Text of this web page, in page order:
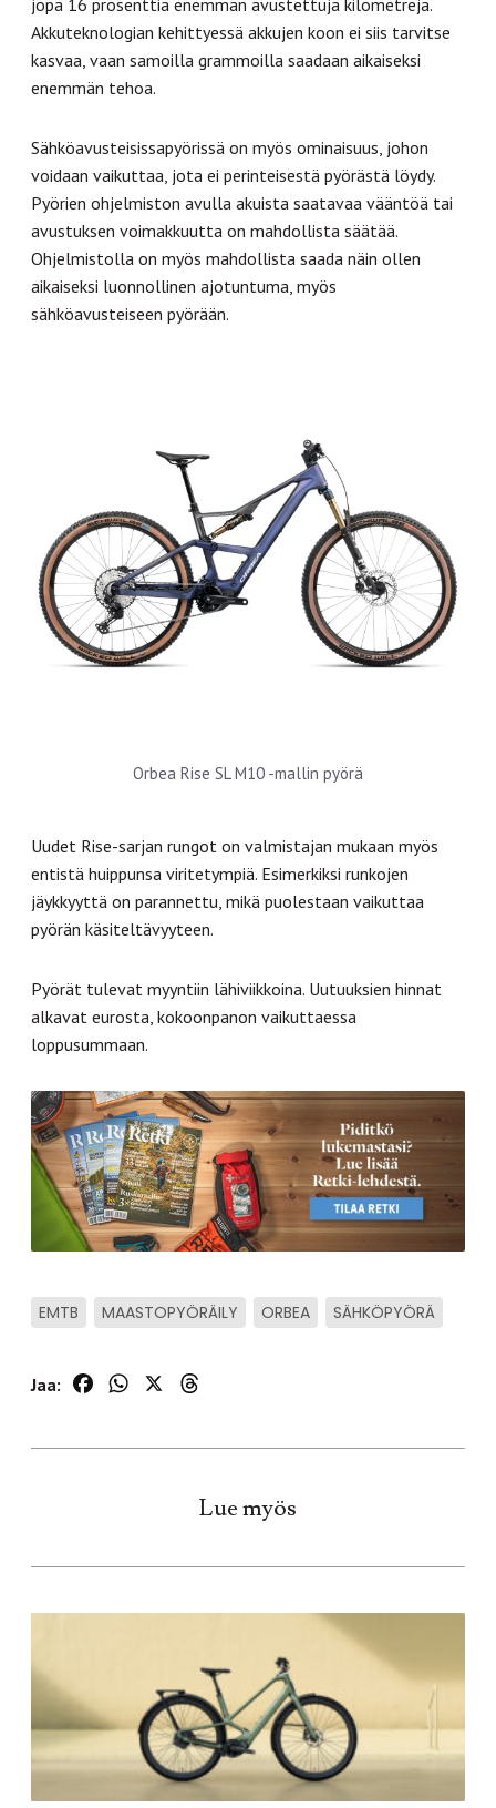
jopa 16 prosenttia enemmän avustettuja kilometrejä.
Akkuteknologian kehittyessä akkujen koon ei siis tarvitse
kasvaa, vaan samoilla grammoilla saadaan aikaiseksi
enemmän tehoa.
Sähköavusteisissapyörissä on myös ominaisuus, johon
voidaan vaikuttaa, jota ei perinteisestä pyörästä löydy.
Pyörien ohjelmiston avulla akuista saatavaa vääntöä tai
avustuksen voimakkuutta on mahdollista säätää.
Ohjelmistolla on myös mahdollista saada näin ollen
aikaiseksi luonnollinen ajotuntuma, myös
sähköavusteiseen pyörään.
Orbea Rise SL M10 -mallin pyörä
Uudet Rise-sarjan rungot on valmistajan mukaan myös
entistä huippunsa viritetympiä. Esimerkiksi runkojen
jäykkyyttä on parannettu, mikä puolestaan vaikuttaa
pyörän käsiteltävyyteen.
Pyörät tulevat myyntiin lähiviikkoina. Uutuuksien hinnat
alkavat eurosta, kokoonpanon vaikuttaessa
loppusummaan.
EMTB MAASTOPYÖRÄILY ORBEA SÄHKÖPYÖRÄ
Jaa: FacebookWhatsApp
Lue myös